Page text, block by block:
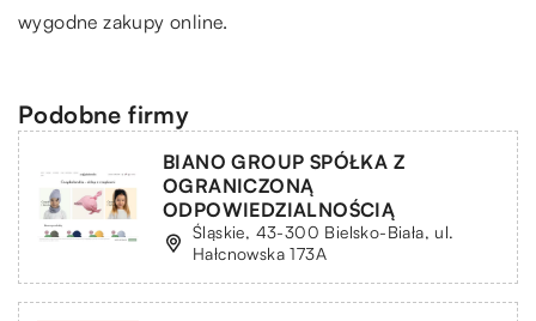
wygodne zakupy online.
Podobne firmy
BIANO GROUP SPÓŁKA Z
OGRANICZONĄ
ODPOWIEDZIALNOŚCIĄ
Śląskie, 43-300 Bielsko-Biała, ul.
Hałcnowska 173A